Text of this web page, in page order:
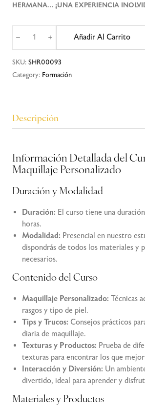
HERMANA… ¡UNA EXPERIENCIA
Añadir Al Carrito
SKU: SHR00093
Category: Formación
Descripción
Información Detallada del
Maquillaje Personalizado
Duración y Modalidad
Duración: El curso tiene una
horas.
Modalidad: Presencial en nuestro
dispondrás de todos los materiales y
necesarios.
Contenido del Curso
Maquillaje Personalizado: Técnicas
rasgos y tipo de piel.
Tips y Trucos: Consejos prácticos
diaria de maquillaje.
Texturas y Productos: Prueba de
texturas para encontrar los que
Interacción y Diversión: Un
divertido, ideal para aprender y
Materiales y Productos